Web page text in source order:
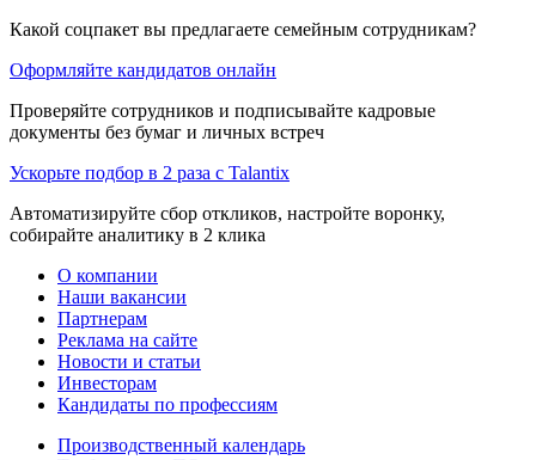
Какой соцпакет вы предлагаете семейным сотрудникам?
Оформляйте кандидатов онлайн
Проверяйте сотрудников и подписывайте кадровые
документы без бумаг и личных встреч
Ускорьте подбор в 2 раза с Talantix
Автоматизируйте сбор откликов, настройте воронку,
собирайте аналитику в 2 клика
О компании
Наши вакансии
Партнерам
Реклама на сайте
Новости и статьи
Инвесторам
Кандидаты по профессиям
Производственный календарь